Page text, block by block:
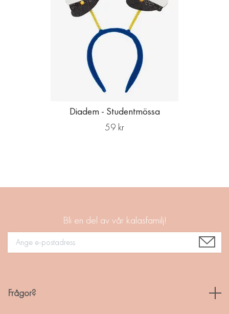
Diadem - Studentmössa
59 kr
Bli en del av vår kalasfamilj!
Frågor?